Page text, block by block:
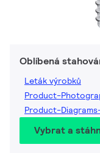
Oblíbená
Leták výrobků
Product-
Product-
Vybrat a